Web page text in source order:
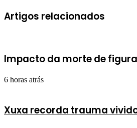
Artigos relacionados
Impacto da morte de
6 horas atrás
Xuxa recorda trauma